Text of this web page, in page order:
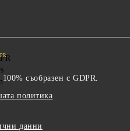
съобразен с GDPR.
политика
данни